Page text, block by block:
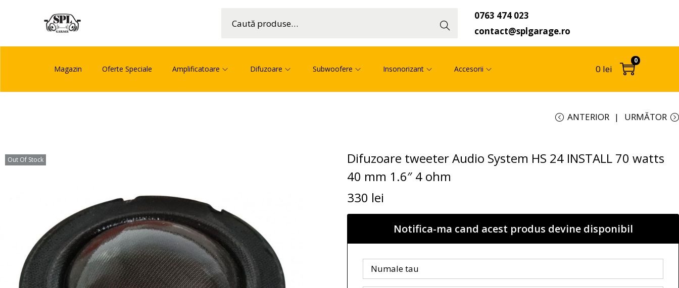
ă
0763 474 023
contact@splgarage.ro
Magazin Oferte Speciale Amplificatoare Difuzoare Subwoofere Insonorizant Accesorii 0 lei
0
ANTERIOR URMĂTOR
Out Of Stock
Difuzoare tweeter Audio System HS 24 INSTALL 70 watts
40 mm 1.6″ 4 ohm
330 lei
Notifica-ma cand acest produs devine disponibil